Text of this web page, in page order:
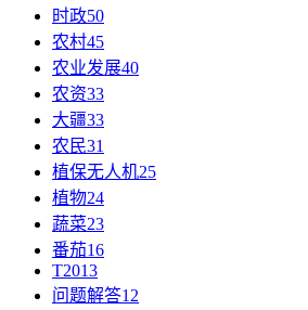
时政50
农村45
农业发展40
农资33
大疆33
农民31
植保无人机25
植物24
蔬菜23
番茄16
T2013
问题解答12